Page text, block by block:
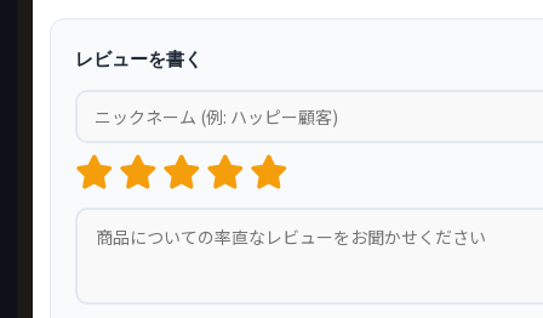
レビューを書く